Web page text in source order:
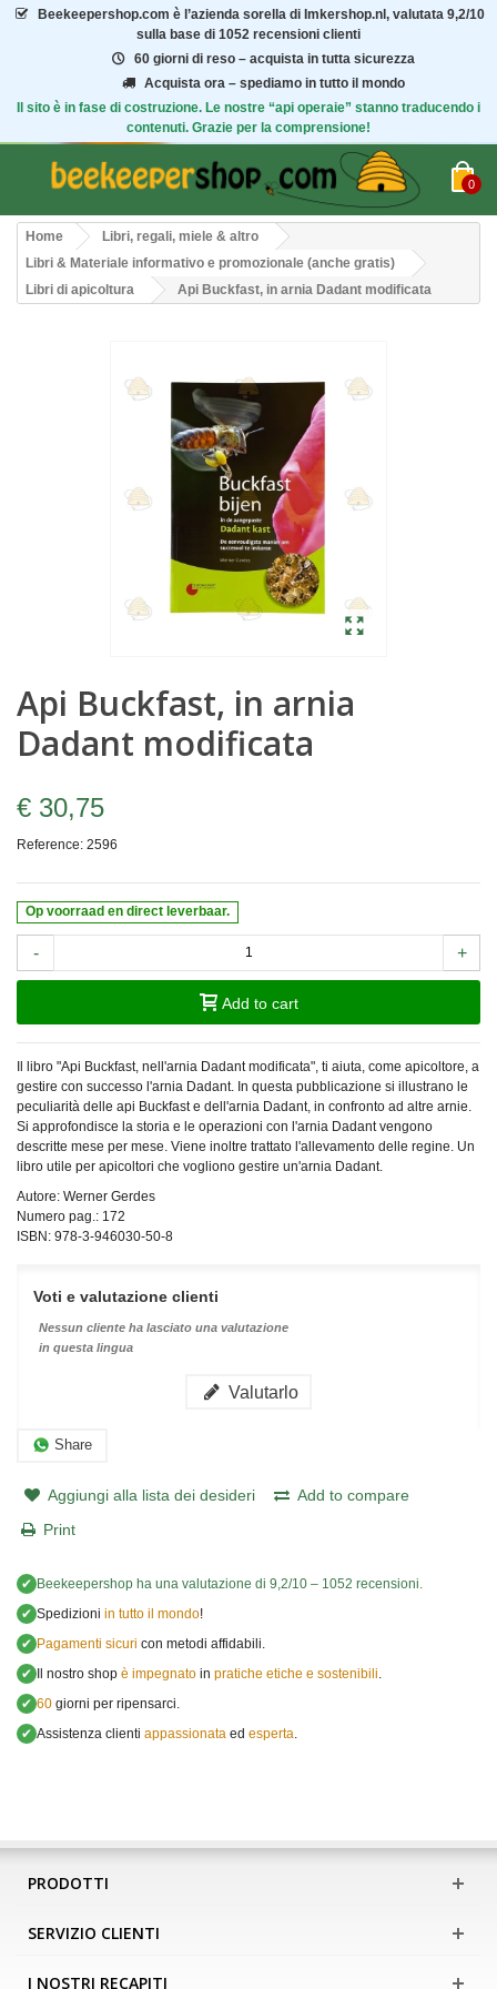
Beekeepershop.com è l’azienda sorella di Imkershop.nl, valutata 9,2/10
sulla base di 1052 recensioni clienti
60 giorni di reso – acquista in tutta sicurezza
Acquista ora – spediamo in tutto il mondo
Il sito è in fase di costruzione. Le nostre “api operaie” stanno traducendo i
contenuti. Grazie per la comprensione!
0
Home
Libri, regali, miele & altro
Libri & Materiale informativo e promozionale (anche gratis)
Libri di apicoltura
Api Buckfast, in arnia Dadant modificata
Api Buckfast, in arnia
Dadant modificata
€ 30,75
Reference: 2596
Op voorraad en direct leverbaar.
- +
Add to cart
Il libro "Api Buckfast, nell'arnia Dadant modificata", ti aiuta, come apicoltore, a
gestire con successo l'arnia Dadant. In questa pubblicazione si illustrano le
peculiarità delle api Buckfast e dell'arnia Dadant, in confronto ad altre arnie.
Si approfondisce la storia e le operazioni con l'arnia Dadant vengono
descritte mese per mese. Viene inoltre trattato l'allevamento delle regine. Un
libro utile per apicoltori che vogliono gestire un'arnia Dadant.
Autore: Werner Gerdes
Numero pag.: 172
ISBN: 978-3-946030-50-8
Voti e valutazione clienti
Nessun cliente ha lasciato una valutazione
in questa lingua
Valutarlo
Share
Aggiungi alla lista dei desideri
Add to compare
Print
✔ Beekeepershop ha una valutazione di 9,2/10 – 1052 recensioni.
✔ Spedizioni in tutto il mondo!
✔ Pagamenti sicuri con metodi affidabili.
✔ Il nostro shop è impegnato in pratiche etiche e sostenibili
✔ 60 giorni per ripensarci.
✔ Assistenza clienti appassionata ed esperta
PRODOTTI
SERVIZIO CLIENTI
I NOSTRI RECAPITI